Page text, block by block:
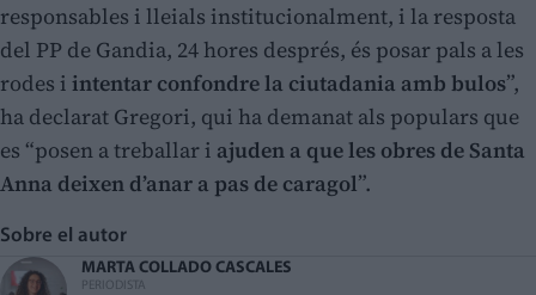
responsables i lleials institucionalment, i la resposta
del PP de Gandia, 24 hores després, és posar pals a les
rodes i intentar confondre la ciutadania amb bulos”,
ha declarat Gregori, qui ha demanat als populars que
es “posen a treballar i ajuden a que les obres de Santa
Anna deixen d’anar a pas de caragol”.
Sobre el autor
MARTA COLLADO CASCALES
PERIODISTA